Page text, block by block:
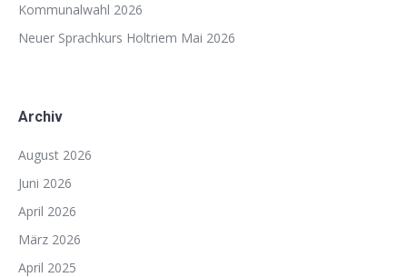
Kommunalwahl 2026
Neuer Sprachkurs Holtriem Mai 2026
Archiv
August 2026
Juni 2026
April 2026
März 2026
April 2025